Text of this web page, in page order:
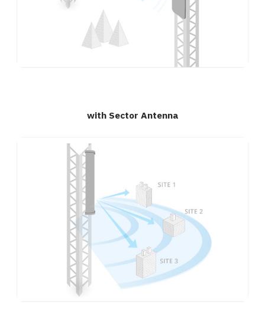
with Sector Antenna